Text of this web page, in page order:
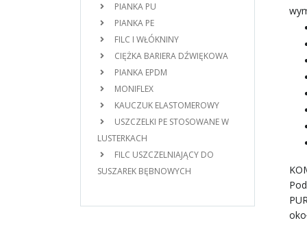
PIANKA PU
PIANKA PE
FILC I WŁÓKNINY
CIĘŻKA BARIERA DŹWIĘKOWA
PIANKA EPDM
MONIFLEX
KAUCZUK ELASTOMEROWY
USZCZELKI PE STOSOWANE W
LUSTERKACH
FILC USZCZELNIAJĄCY DO
SUSZAREK BĘBNOWYCH